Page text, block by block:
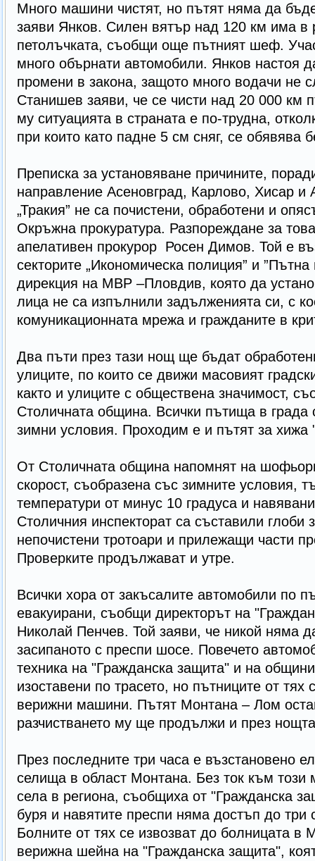
Много машини чистят, но пътят няма да
заяви Янков. Силен вятър над 120 км има
петолъчката, съобщи още пътният шеф.
много обърнати автомобили. Янков настоя
промени в закона, защото много водачи не
Станишев заяви, че се чисти над 20 000 км
му ситуацията в страната е по-трудна,
при които като падне 5 см сняг, се обявява
Преписка за установяване причините,
направление Асеновград, Карлово, Хисар и
„Тракия” не са почистени, обработени и
Окръжна прокуратура. Разпореждане за
апелативен прокурор Росен Димов. Той е
секторите „Икономическа полиция” и
дирекция на МВР –Пловдив, която да
лица не са изпълнили задълженията си, с
комуникационната мрежа и гражданите в
Два пъти през тази нощ ще бъдат
улиците, по които се движи масовият
както и улиците с обществена значимост,
Столичната община. Всички пътища в града
зимни условия. Проходим е и пътят за хижа
От Столичната община напомнят на
скорост, съобразена със зимните условия,
температури от минус 10 градуса и
Столичния инспекторат са съставили глоби
непочистени тротоари и прилежащи части
Проверките продължават и утре.
Всички хора от закъсалите автомобили по
евакуирани, съобщи директорът на
Николай Пенчев. Той заяви, че никой няма
засипаното с преспи шосе. Повечето
техника на "Гражданска защита" и на
изоставени по трасето, но пътниците от тях
верижни машини. Пътят Монтана – Лом
разчистването му ще продължи и през
През последните три часа е възстановено
селища в област Монтана. Без ток към този
села в региона, съобщиха от "Гражданска
буря и навятите преспи няма достъп до три
Болните от тях се извозват до болницата в
верижна шейна на "Гражданска защита",